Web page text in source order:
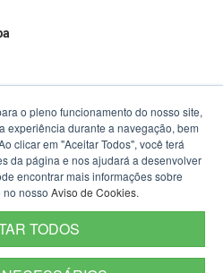
o pleno funcionamento do nosso site,
experiência durante a navegação, bem
clicar em "Aceitar Todos", você terá
da página e nos ajudará a desenvolver
encontrar mais informações sobre
nosso Aviso de Cookies.
TODOS